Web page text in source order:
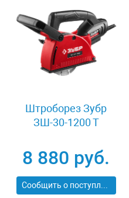
Штроборез Зубр
ЗШ-30-1200 Т
8 880 руб.
Сообщить о поступлении